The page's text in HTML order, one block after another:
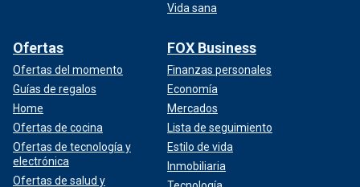
Vida sana
Ofertas
Ofertas del momento
Guías de regalos
Home
Ofertas de cocina
Ofertas de tecnología y
electrónica
Ofertas de salud y
FOX Business
Finanzas personales
Economía
Mercados
Lista de seguimiento
Estilo de vida
Inmobiliaria